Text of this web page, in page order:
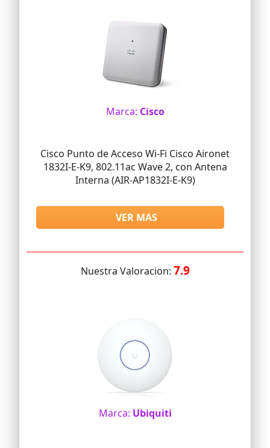
Marca: Cisco
Cisco Punto de Acceso Wi-Fi Cisco Aironet
1832I-E-K9, 802.11ac Wave 2, con Antena
Interna (AIR-AP1832I-E-K9)
VER MAS
Nuestra Valoracion: 7.9
Marca: Ubiquiti